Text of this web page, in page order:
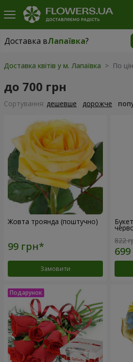
Доставка вЛапаївка?
Доставка вЛапаївка|
Доставка квітів у м. Лапаївка > По
до 700 грн
Сортування: дешевше дорожче
Жовта троянда (поштучно)
Замовити
822